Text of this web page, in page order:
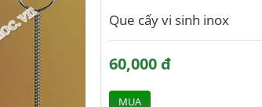
Que cấy vi sinh inox
60,000 đ
MUA